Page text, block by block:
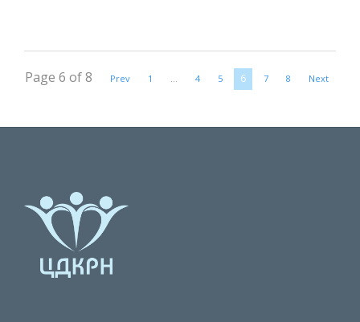
Page 6 of 8 Prev 1 4 5 6 7 8 Next